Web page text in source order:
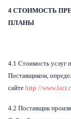
4 СТОИМОСТЬ
ПЛАНЫ
4.1 Стоимость услуг
Поставщиком,
сайте http://
4.2 Поставщик